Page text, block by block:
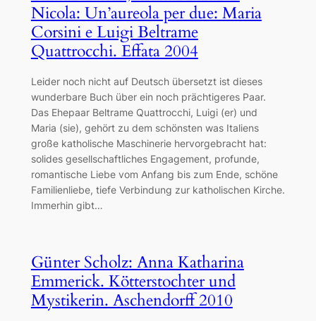
Nicola: Un’aureola per due: Maria
Corsini e Luigi Beltrame
Quattrocchi. Effata 2004
Leider noch nicht auf Deutsch übersetzt ist dieses
wunderbare Buch über ein noch prächtigeres Paar.
Das Ehepaar Beltrame Quattrocchi, Luigi (er) und
Maria (sie), gehört zu dem schönsten was Italiens
große katholische Maschinerie hervorgebracht hat:
solides gesellschaftliches Engagement, profunde,
romantische Liebe vom Anfang bis zum Ende, schöne
Familienliebe, tiefe Verbindung zur katholischen Kirche.
Immerhin gibt…
Günter Scholz: Anna Katharina
Emmerick. Kötterstochter und
Mystikerin. Aschendorff 2010